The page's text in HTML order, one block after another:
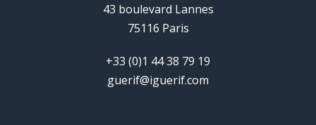
43 boulevard Lannes
75116 Paris
+33 (0)1 44 38 79 19
guerif@iguerif.com